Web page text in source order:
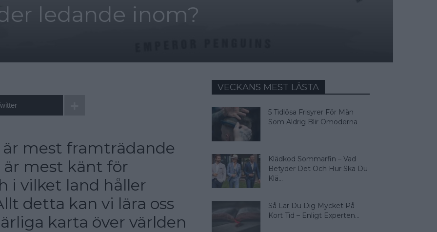
ledande inom?
mest framträdande
mest känt för
i vilket land håller
detta kan vi lära oss
karta över världen
VECKANS MEST LÄSTA
5 Tidlösa Frisyrer För Män
Som Aldrig Blir Omoderna
Klädkod Sommarfin – Vad
Betyder Det Och Hur Ska Du
Klä...
Så Lär Du Dig Mycket På
Kort Tid – Enligt Experten...